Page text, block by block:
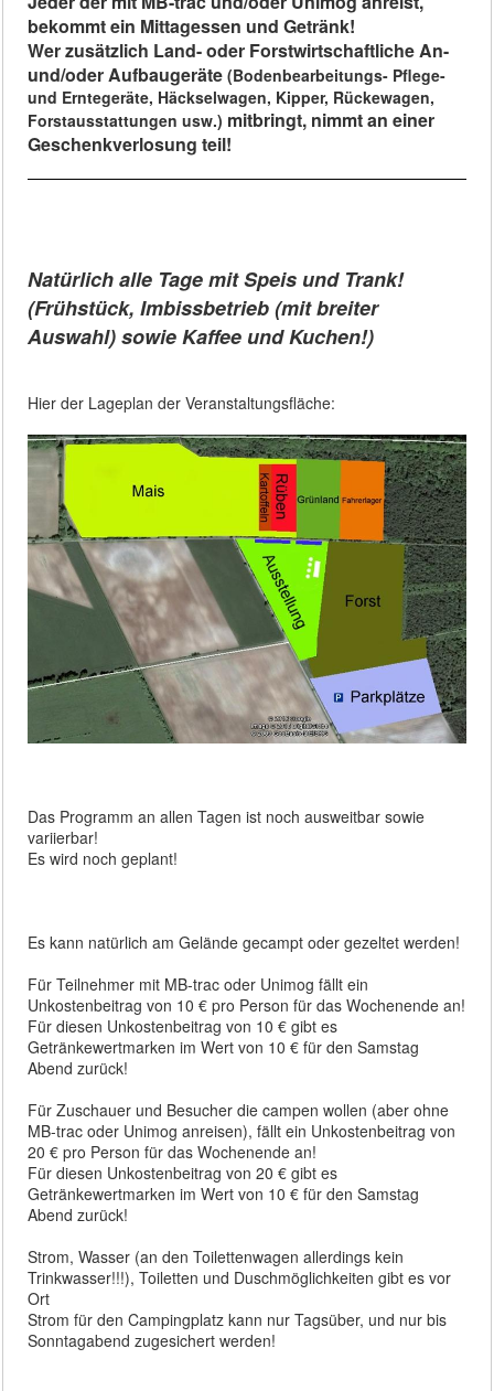
bekommt ein Mittagessen und Getränk!
Wer zusätzlich Land- oder Forstwirtschaftliche An-
und/oder Aufbaugeräte (Bodenbearbeitungs- Pflege-
und Erntegeräte, Häckselwagen, Kipper, Rückewagen,
Forstausstattungen usw.) mitbringt, nimmt an einer
Geschenkverlosung teil!
Natürlich alle Tage mit Speis und Trank!
(Frühstück, Imbissbetrieb (mit breiter
Auswahl) sowie Kaffee und Kuchen!)
Hier der Lageplan der Veranstaltungsfläche:
Das Programm an allen Tagen ist noch ausweitbar sowie
variierbar!
Es wird noch geplant!
Es kann natürlich am Gelände gecampt oder gezeltet werden!
Für Teilnehmer mit MB-trac oder Unimog fällt ein
Unkostenbeitrag von 10 € pro Person für das Wochenende an!
Für diesen Unkostenbeitrag von 10 € gibt es
Getränkewertmarken im Wert von 10 € für den Samstag
Abend zurück!
Für Zuschauer und Besucher die campen wollen (aber ohne
MB-trac oder Unimog anreisen), fällt ein Unkostenbeitrag von
20 € pro Person für das Wochenende an!
Für diesen Unkostenbeitrag von 20 € gibt es
Getränkewertmarken im Wert von 10 € für den Samstag
Abend zurück!
Strom, Wasser (an den Toilettenwagen allerdings kein
Trinkwasser!!!), Toiletten und Duschmöglichkeiten gibt es vor
Ort
Strom für den Campingplatz kann nur Tagsüber, und nur bis
Sonntagabend zugesichert werden!